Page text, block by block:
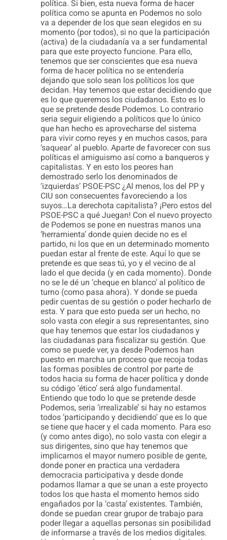
política. Si bien, esta nueva forma de hacer
política como se apunta en Podemos no solo
va a depender de los que sean elegidos en su
momento (por todos), si no que la participación
(activa) de la ciudadanía va a ser fundamental
para que este proyecto funcione. Para ello,
tenemos que ser conscientes que esa nueva
forma de hacer política no se entendería
dejando que solo sean los políticos los que
decidan. Hay tenemos que estar decidiendo que
es lo que queremos los ciudadanos. Esto es lo
que se pretende desde Podemos. Lo contrario
seria seguir eligiendo a políticos que lo único
que han hecho es aprovecharse del sistema
para vivir como reyes y en muchos casos, para
‘saquear’ al pueblo. Aparte de favorecer con sus
políticas el amiguismo así como a banqueros y
capitalistas. Y en esto los peores han
demostrado serlo los denominados de
‘izquierdas’ PSOE-PSC ¿Al menos, los del PP y
CIU son consecuentes favoreciendo a los
suyos…La derechota capitalista? ¡Pero estos del
PSOE-PSC a qué Juegan! Con el nuevo proyecto
de Podemos se pone en nuestras manos una
‘herramienta’ donde quien decide no es el
partido, ni los que en un determinado momento
puedan estar al frente de este. Aquí lo que se
pretende es que seas tú, yo y el vecino de al
lado el que decida (y en cada momento). Donde
no se le dé un ‘cheque en blanco’ al político de
turno (como pasa ahora). Y donde se pueda
pedir cuentas de su gestión o poder hecharlo de
esta. Y para que esto pueda ser un hecho, no
solo vasta con elegir a sus representantes, sino
que hay tenemos que estar los ciudadanos y
las ciudadanas para fiscalizar su gestión. Que
como se puede ver, ya desde Podemos han
puesto en marcha un proceso que recoja todas
las formas posibles de control por parte de
todos hacia su forma de hacer política y donde
su código ‘ético’ será algo fundamental.
Entiendo que todo lo que se pretende desde
Podemos, seria ‘irrealizable’ si hay no estamos
todos ‘participando y decidiendo’ que es lo que
se tiene que hacer y el cada momento. Para eso
(y como antes digo), no solo vasta con elegir a
sus dirigentes, sino que hay tenemos que
implicarnos el mayor numero posible de gente,
donde poner en practica una verdadera
democracia participativa y desde donde
podamos llamar a que se unan a este proyecto
todos los que hasta el momento hemos sido
engañados por la ‘casta’ existentes. También,
donde se puedan crear grupor de trabajo para
poder llegar a aquellas personas sin posibilidad
de informarse a través de los medios digitales.